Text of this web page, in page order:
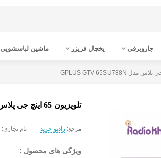
جاروبرقی یخچال فریزر ماشین لباسشویی
تلویزیون 65 اینچ جی پلاس مدل GPLUS GTV-65SU788N
مرجع: رادیو خرید نام تجاری:
ویژگی های محصول :